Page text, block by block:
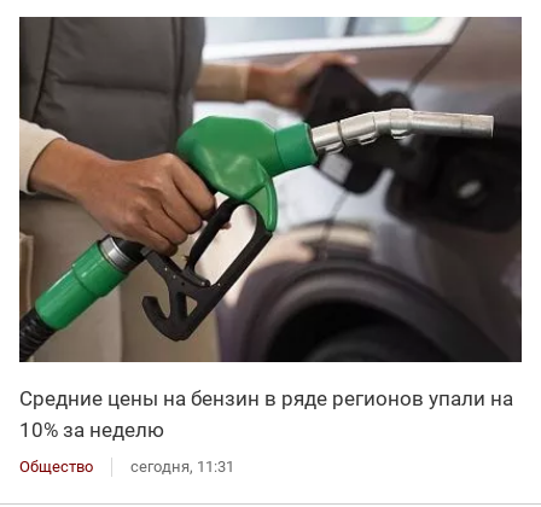
Средние цены на бензин в ряде регионов упали на
10% за неделю
Общество сегодня, 11:31